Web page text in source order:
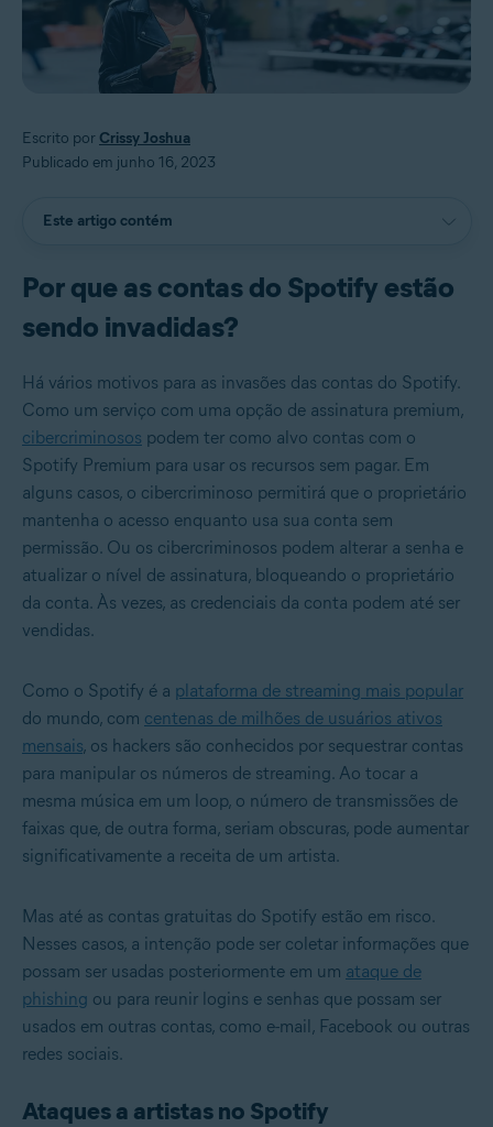
Escrito por Crissy Joshua
Publicado em junho 16, 2023
Este artigo contém
Por que as contas do Spotify estão
sendo invadidas?
Há vários motivos para as invasões das contas do Spotify.
Como um serviço com uma opção de assinatura premium,
cibercriminosos podem ter como alvo contas com o
Spotify Premium para usar os recursos sem pagar. Em
alguns casos, o cibercriminoso permitirá que o proprietário
mantenha o acesso enquanto usa sua conta sem
permissão. Ou os cibercriminosos podem alterar a senha e
atualizar o nível de assinatura, bloqueando o proprietário
da conta. Às vezes, as credenciais da conta podem até ser
vendidas.
Como o Spotify é a plataforma de streaming mais popular
do mundo, com centenas de milhões de usuários ativos
mensais, os hackers são conhecidos por sequestrar contas
para manipular os números de streaming. Ao tocar a
mesma música em um loop, o número de transmissões de
faixas que, de outra forma, seriam obscuras, pode aumentar
significativamente a receita de um artista.
Mas até as contas gratuitas do Spotify estão em risco.
Nesses casos, a intenção pode ser coletar informações que
possam ser usadas posteriormente em um ataque de
phishing ou para reunir logins e senhas que possam ser
usados em outras contas, como e-mail, Facebook ou outras
redes sociais.
Ataques a artistas no Spotify